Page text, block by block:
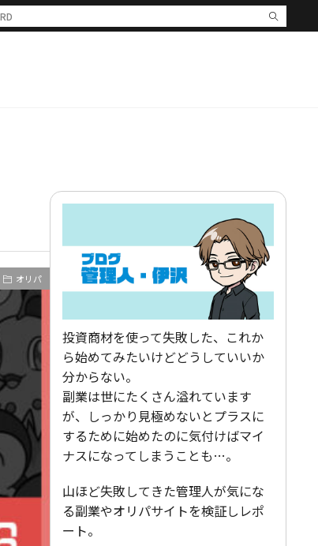
オリパ
投資商材を使って失敗した、これか
ら始めてみたいけどどうしていいか
分からない。
副業は世にたくさん溢れています
が、しっかり見極めないとプラスに
するために始めたのに気付けばマイ
ナスになってしまうことも…。
山ほど失敗してきた管理人が気にな
る副業やオリパサイトを検証しレポ
ート。